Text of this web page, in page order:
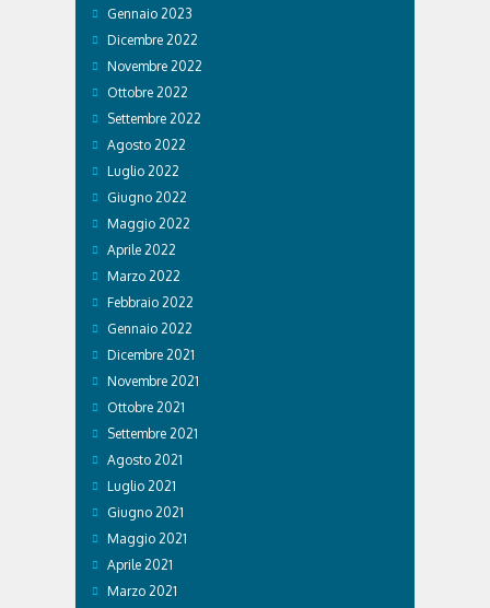
Gennaio 2023
Dicembre 2022
Novembre 2022
Ottobre 2022
Settembre 2022
Agosto 2022
Luglio 2022
Giugno 2022
Maggio 2022
Aprile 2022
Marzo 2022
Febbraio 2022
Gennaio 2022
Dicembre 2021
Novembre 2021
Ottobre 2021
Settembre 2021
Agosto 2021
Luglio 2021
Giugno 2021
Maggio 2021
Aprile 2021
Marzo 2021